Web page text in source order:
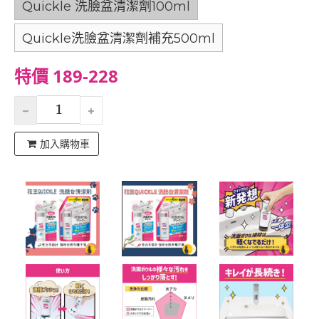
Quickle 洗臉盆清潔劑100ml
Quickle洗臉盆清潔劑補充500ml
特價 189-228
加入購物車